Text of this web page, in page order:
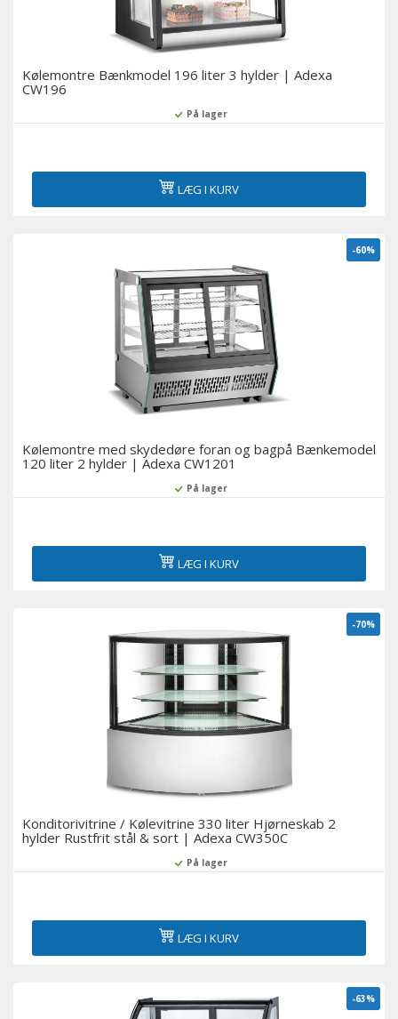
Kølemontre Bænkmodel 196 liter 3 hylder | Adexa
CW196
På lager
LÆG I KURV
-60%
Kølemontre med skydedøre foran og bagpå Bænkemodel
120 liter 2 hylder | Adexa CW1201
På lager
LÆG I KURV
-70%
Konditorivitrine / Kølevitrine 330 liter Hjørneskab 2
hylder Rustfrit stål & sort | Adexa CW350C
På lager
LÆG I KURV
-63%